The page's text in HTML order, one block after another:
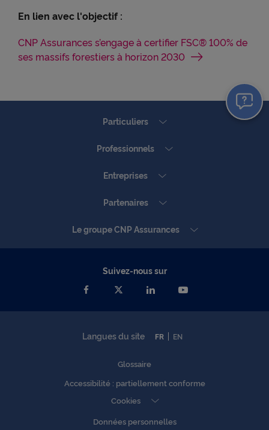
En lien avec l'objectif :
CNP Assurances s’engage à certifier FSC® 100% de
ses massifs forestiers à horizon 2030
Particuliers
Professionnels
Entreprises
Partenaires
Le groupe CNP Assurances
Langues du site FR EN
Glossaire
Accessibilité : partiellement conforme
Cookies
Données personnelles
Suivez-nous sur